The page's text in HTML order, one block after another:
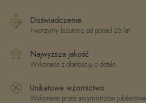
Doświadczenie
Tworzymy biżuterię od ponad 25 lat
Najwyższa jakość
Wykonane z dbałością o detale
Unikatowe wzornictwo
Wykonane przez arcymistrzów jubilerstwa